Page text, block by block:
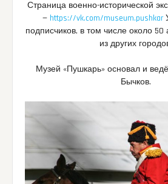
Страница военно-исторической
— https://vk.com/museum.pushkar
подписчиков, в том числе около
из других
Музей «Пушкарь» основал и
Бычков.